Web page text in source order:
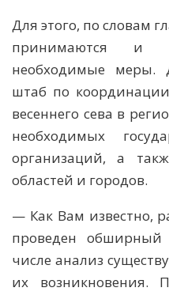
Для этого, по словам
принимаются и
необходимые меры.
штаб по
весеннего сева в
необходимых
организаций, а
областей и городов.
— Как Вам известно,
проведен
числе анализ
их возникновения.